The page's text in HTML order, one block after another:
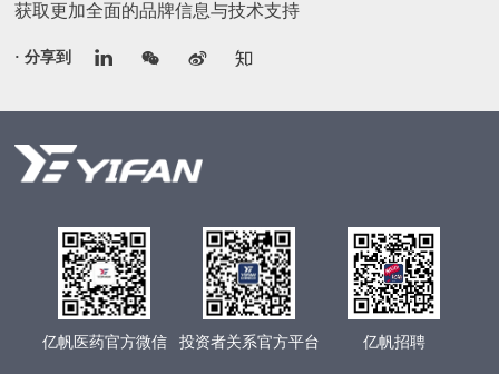
获取更加全面的品牌信息与技术支持
· 分享到
亿帆医药官方微信 投资者关系官方平台 亿帆招聘